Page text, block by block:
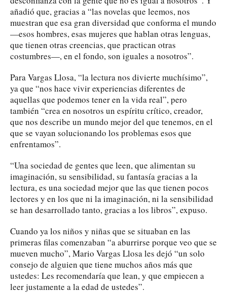
añadió que, gracias a “las novelas que leemos, nos
muestran que esa gran diversidad que conforma el mundo
—esos hombres, esas mujeres que hablan otras lenguas,
que tienen otras creencias, que practican otras
costumbres—, en el fondo, son iguales a nosotros”.
Para Vargas Llosa, “la lectura nos divierte muchísimo”,
ya que “nos hace vivir experiencias diferentes de
aquellas que podemos tener en la vida real”, pero
también “crea en nosotros un espíritu crítico, creador,
que nos describe un mundo mejor del que tenemos, en el
que se vayan solucionando los problemas esos que
enfrentamos”.
“Una sociedad de gentes que leen, que alimentan su
imaginación, su sensibilidad, su fantasía gracias a la
lectura, es una sociedad mejor que las que tienen pocos
lectores y en los que ni la imaginación, ni la sensibilidad
se han desarrollado tanto, gracias a los libros”, expuso.
Cuando ya los niños y niñas que se situaban en las
primeras filas comenzaban “a aburrirse porque veo que se
mueven mucho”, Mario Vargas Llosa les dejó “un solo
consejo de alguien que tiene muchos años más que
ustedes: Les recomendaría que lean, y que empiecen a
leer justamente a la edad de ustedes”.